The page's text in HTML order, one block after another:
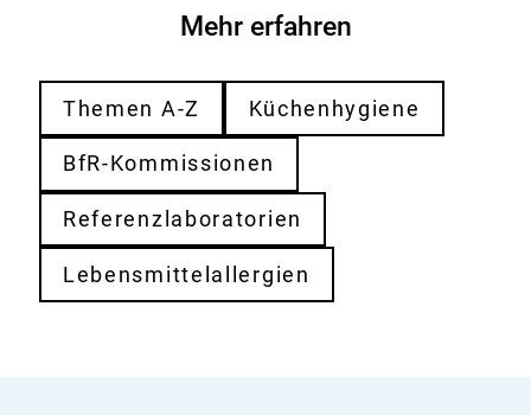
Mehr erfahren
Themen A-Z Küchenhygiene
BfR-Kommissionen
Referenzlaboratorien
Lebensmittelallergien